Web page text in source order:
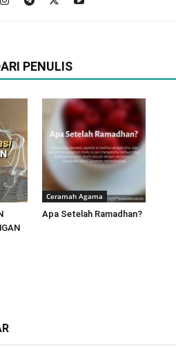
PENULIS
Ceramah Agama
Apa Setelah Ramadhan?